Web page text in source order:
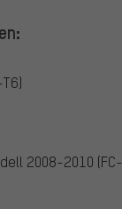
2008-2010